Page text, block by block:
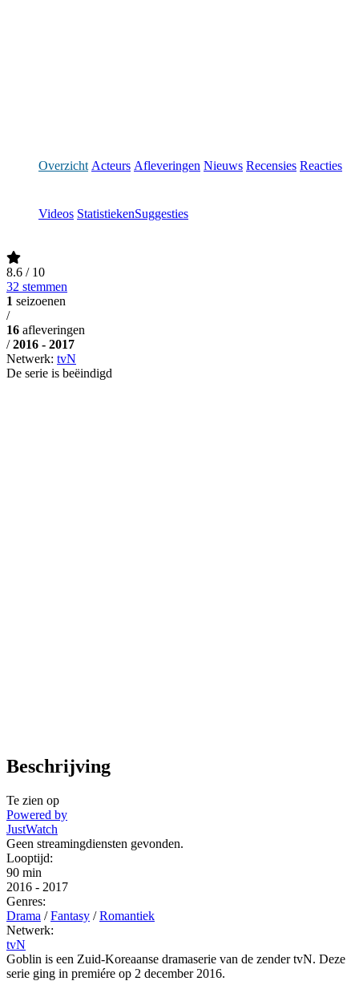
Overzicht Acteurs Afleveringen Nieuws Recensies Reacties
Videos StatistiekenSuggesties
8.6 / 10
32 stemmen
1 seizoenen
/
16 afleveringen
/ 2016 - 2017
Netwerk: tvN
De serie is beëindigd
Beschrijving
Te zien op
Powered by
JustWatch
Geen streamingdiensten gevonden.
Looptijd:
90 min
2016 - 2017
Genres:
Drama / Fantasy / Romantiek
Netwerk:
tvN
Goblin is een Zuid-Koreaanse dramaserie van de zender tvN. Deze
serie ging in premiére op 2 december 2016.